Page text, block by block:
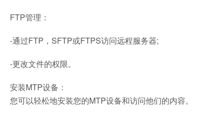
FTP管理：
-通过FTP，SFTP或FTPS访问远程服务器;
-更改文件的权限。
安装MTP设备：
您可以轻松地安装您的MTP设备和访问他们的内容。